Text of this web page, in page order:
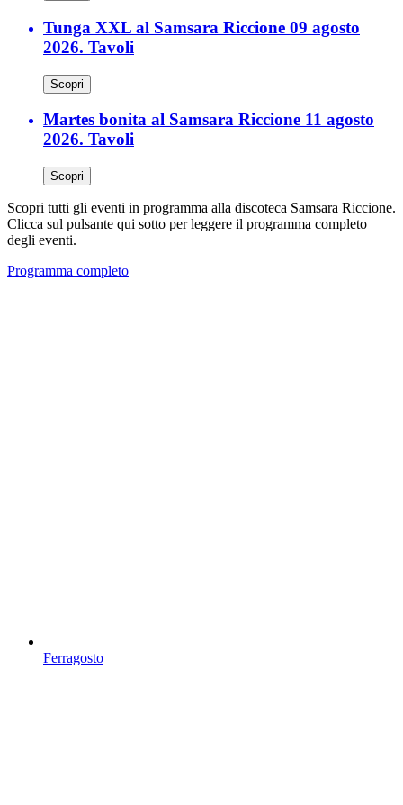
Tunga XXL al Samsara Riccione 09 agosto
2026. Tavoli
Scopri
Martes bonita al Samsara Riccione 11 agosto
2026. Tavoli
Scopri
Scopri tutti gli eventi in programma alla discoteca Samsara Riccione.
Clicca sul pulsante qui sotto per leggere il programma completo
degli eventi.
Programma completo
Ferragosto